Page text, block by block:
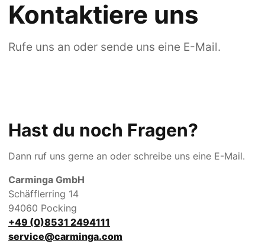
Kontaktiere uns
Rufe uns an oder sende uns eine E-Mail.
Hast du noch Fragen?
Dann ruf uns gerne an oder schreibe uns eine E-Mail.
Carminga GmbH
Schäfflerring 14
94060 Pocking
+49 (0)8531 2494111
service@carminga.com